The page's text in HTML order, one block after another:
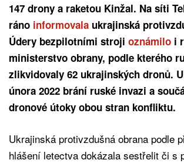
147 drony a raketou Kinžal. Na síti
ráno informovala ukrajinská
Údery bezpilotními stroji oznámilo i
ministerstvo obrany, podle kterého
zlikvidovaly 62 ukrajinských dronů.
února 2022 brání ruské invazi a
dronové útoky obou stran konfliktu.
Ukrajinská protivzdušná obrana podle
hlášení letectva dokázala sestřelit či s